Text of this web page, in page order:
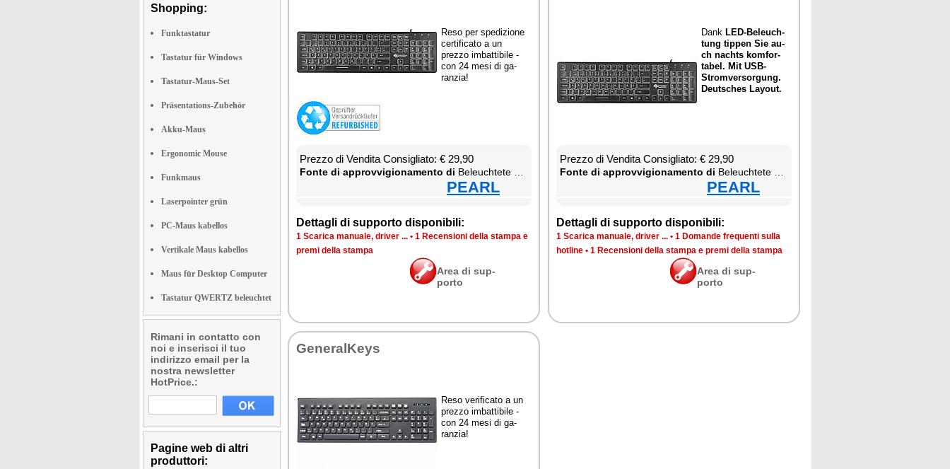
Shopping:
Funktastatur
Tastatur für Windows
Tastatur-Maus-Set
Präsentations-Zubehör
Akku-Maus
Ergonomic Mouse
Funkmaus
Laserpointer grün
PC-Maus kabellos
Vertikale Maus kabellos
Maus für Desktop Computer
Tastatur QWERTZ beleuchtet
Rimani in contatto con
noi e inserisci il tuo
indirizzo email per la
nostra newsletter
HotPrice.:
Pagine web di altri
produttori:
Re­so per spe­di­zio­ne
cer­ti­fi­ca­to a un
prez­zo im­bat­ti­bi­le -
con 24 me­si di ga­
ran­zia!
Prez­zo di Ven­di­ta Con­si­glia­to: € 29,90
Fon­te di ap­prov­vi­gio­na­men­to di Be­leu­ch­te­te USB-Ta­sta­tur
PEARL
Det­ta­gli di sup­por­to di­spo­ni­bi­li:
1 Sca­ri­ca ma­nua­le, dri­ver ... • 1 Re­cen­sio­ni del­la stam­pa e
pre­mi del­la stam­pa
Area di sup­
por­to
Dank LED-Be­leu­ch­
tung tip­pen Sie au­
ch na­ch­ts kom­for­
ta­bel. Mit USB-
Strom­ver­sor­gung.
Deu­tsches Lay­out.
Prez­zo di Ven­di­ta Con­si­glia­to: € 29,90
Fon­te di ap­prov­vi­gio­na­men­to di Be­leu­ch­te­te USB-Ta­sta­tur
PEARL
Det­ta­gli di sup­por­to di­spo­ni­bi­li:
1 Sca­ri­ca ma­nua­le, dri­ver ... • 1 Do­man­de fre­quen­ti sul­la
ho­tli­ne • 1 Re­cen­sio­ni del­la stam­pa e pre­mi del­la stam­pa
Area di sup­
por­to
Ge­ne­ral­Keys
Re­so ve­ri­fi­ca­to a un
prez­zo im­bat­ti­bi­le -
con 24 me­si di ga­
ran­zia!